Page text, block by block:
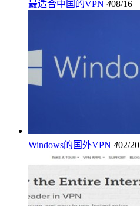
最适合中国的VPN 408/16
Windows的国外VPN 402/20